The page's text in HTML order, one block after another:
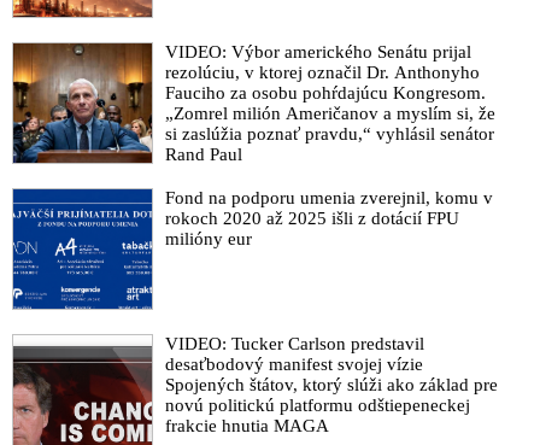
VIDEO: Výbor amerického Senátu prijal
rezolúciu, v ktorej označil Dr. Anthonyho
Fauciho za osobu pohŕdajúcu Kongresom.
„Zomrel milión Američanov a myslím si, že
si zaslúžia poznať pravdu,“ vyhlásil senátor
Rand Paul
Fond na podporu umenia zverejnil, komu v
rokoch 2020 až 2025 išli z dotácií FPU
milióny eur
VIDEO: Tucker Carlson predstavil
desaťbodový manifest svojej vízie
Spojených štátov, ktorý slúži ako základ pre
novú politickú platformu odštiepeneckej
frakcie hnutia MAGA